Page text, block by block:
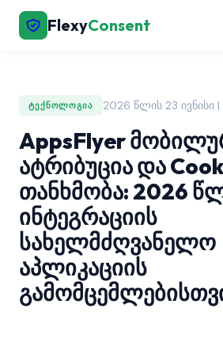
FlexyConsent
ᲢᲔᲥᲜᲝᲚᲝᲒᲘᲐ 2026 წლის 23 ივნისი
AppsFlyer
ატრიბუცია და
თანხმობა: 2026
ინტეგრაციის
სახელმძღვანელო
აპლიკაციის